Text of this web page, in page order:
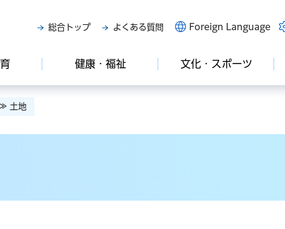
総合トップ よくある質問 Foreign Language
健康・福祉 文化・スポーツ
≫ 土地